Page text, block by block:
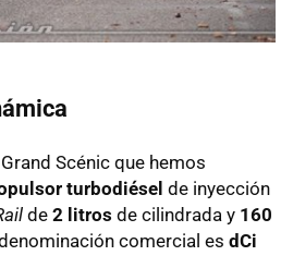
Scénic que hemos
turbodiésel de inyección
de 2 litros de cilindrada y 160
comercial es dCi